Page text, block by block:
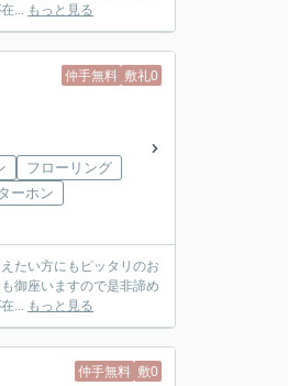
在... もっと見る
仲手無料 敷礼0
フローリング
ーホン
たい方にもピッタリのお
御座いますので是非諦め
在... もっと見る
仲手無料 敷0